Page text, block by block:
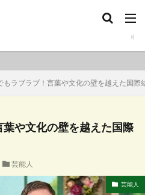
もラブラブ！言葉や文化の壁を越えた国際
や文化の壁を越えた国際
芸能人
芸能人